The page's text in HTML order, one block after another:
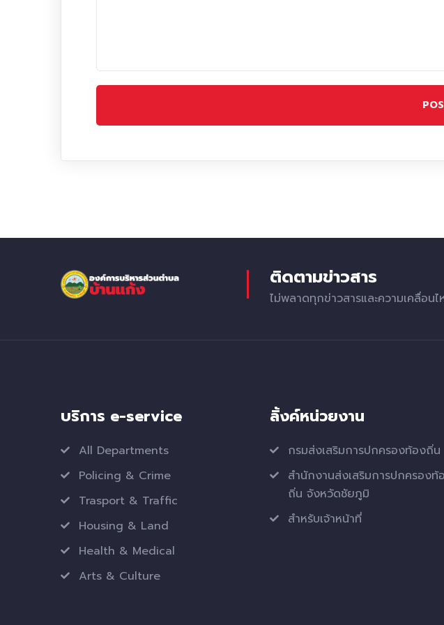
ติดตามข่าวสาร
ไม่พลาดทุกข่าวสารและความเคลื่อนไ
บริการ e-service
All Departments
Policing & Crime
Trasport & Traffic
Housing & Land
Health & Medical
Arts & Culture
ลิ้งค์หน่วยงาน
กรมส่งเสริมการปกครองท้องถิ่น
สำนักงานส่งเสริมการปกครองท้
ถิ่น จังหวัดชัยภูมิ
สำหรับเจ้าหน้าที่